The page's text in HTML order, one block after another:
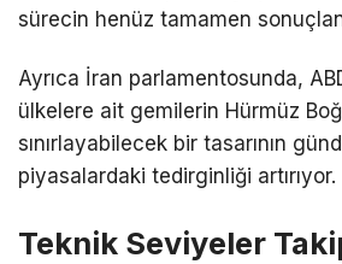
sürecin henüz tamamen
Ayrıca İran parlamentosunda,
ülkelere ait gemilerin Hürmüz
sınırlayabilecek bir tasarının
piyasalardaki tedirginliği artırıyor.
Teknik Seviyeler